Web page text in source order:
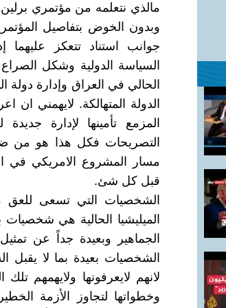
مالذي نتعلمه من مؤتمري
وبدون الخوض بتفاصيل
جوانب استناد تتعكز عليهما
السياسة الدولية وشكل
الحالي في العراق وإدارة دولة
الدولة المتهالكة. لايهمني
المزمع تأمينها لإدارة
التصريحات فكل هذا هو من
مسار المشروع الامريكي في
قبل كل شئ.
الشخصيات التي تسعى للعق
الميليشيا الحالية هي
الجماهير وبعيدة جداً عن
الشخصيات بعيدة بما لا
لانهم لايعرفونها ولايهمهم
وخطواتها لتجاوز الأزمة